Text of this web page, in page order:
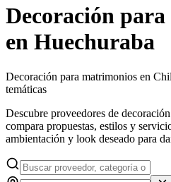
Decoración
en Huechuraba
Decoración para matrimonios en
temáticas
Descubre proveedores de
compara propuestas, estilos y
ambientación y look deseado para